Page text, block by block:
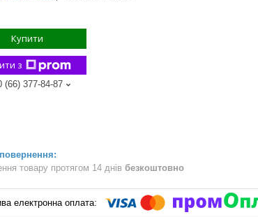
Купити
з
(66) 377-84-87
товару протягом 14 днів безкоштовно